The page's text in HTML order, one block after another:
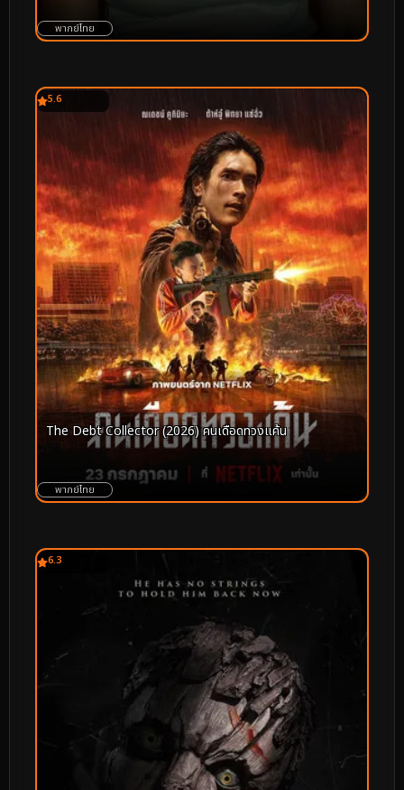
พากย์ไทย
5.6
The Debt Collector (2026) คนเดือดทวงแค้น
พากย์ไทย
6.3